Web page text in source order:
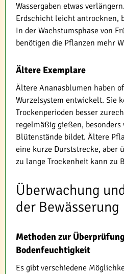
Wassergaben etwas
Erdschicht leicht antrocknen,
In der Wachstumsphase von
benötigen die Pflanzen mehr
Ältere Exemplare
Ältere Ananasblumen haben
Wurzelsystem entwickelt. Sie
Trockenperioden besser
regelmäßig gießen, besonders
Blütenstände bildet. Ältere
eine kurze Durststrecke, aber
zu lange Trockenheit kann zu
Überwachung
der Bewässerung
Methoden zur
Bodenfeuchtigkeit
Es gibt verschiedene